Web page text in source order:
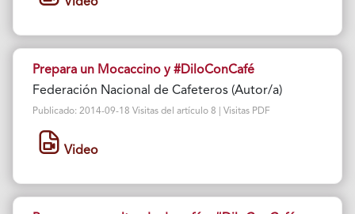
Prepara un Mocaccino y #DiloConCafé
Federación Nacional de Cafeteros (Autor/a)
Publicado: 2014-09-18 Visitas del artículo 8 | Visitas PDF
Video